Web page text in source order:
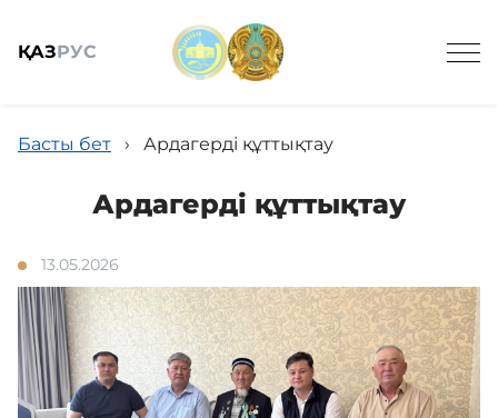
ҚАЗРУС
Кадрлық қамтамасыз ету
Қызметтер
Басты бет › Ардагерді құттықтау
Ардагерді құттықтау
13.05.2026